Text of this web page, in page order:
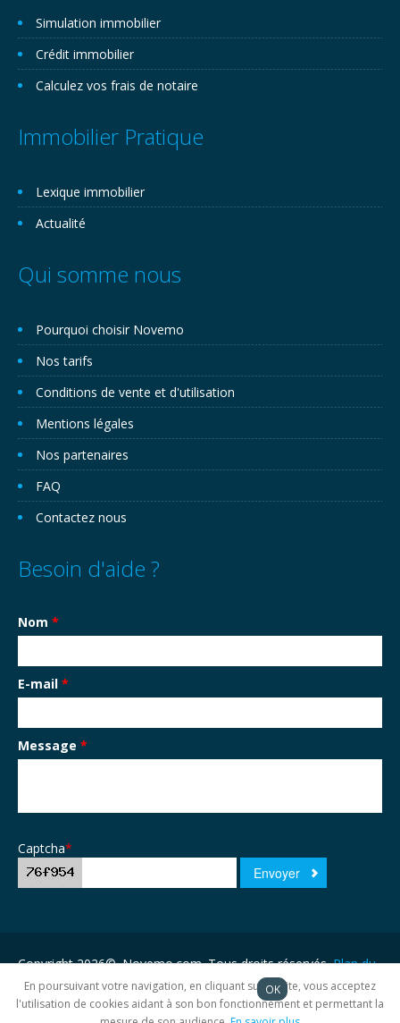
Simulation immobilier
Crédit immobilier
Calculez vos frais de notaire
Immobilier Pratique
Lexique immobilier
Actualité
Qui somme nous
Pourquoi choisir Novemo
Nos tarifs
Conditions de vente et d'utilisation
Mentions légales
Nos partenaires
FAQ
Contactez nous
Besoin d'aide ?
Nom *
E-mail *
Message *
Captcha*
Copyright 2026©. Novemo.com. Tous droits réservés.Plan du
site
En poursuivant votre navigation, en cliquant sur ce site, vous acceptez
l'utilisation de cookies aidant à son bon fonctionnement et permettant la
OK